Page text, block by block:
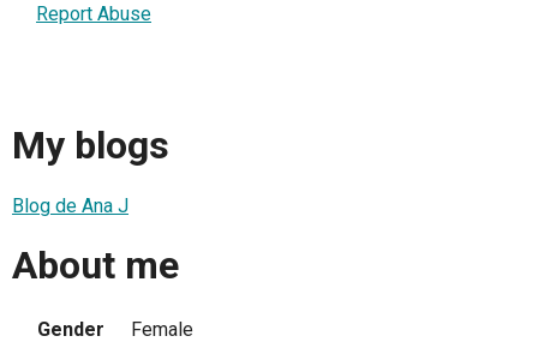
Report Abuse
My blogs
Blog de Ana J
About me
Gender
Female